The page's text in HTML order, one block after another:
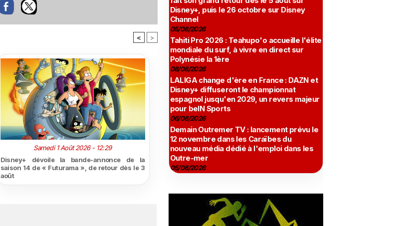
< >
Samedi 1 Août 2026 - 12:29
Disney+ dévoile la bande-annonce de la
saison 14 de « Futurama », de retour dès le 3
août
Disney+, puis le 26 octobre sur Disney
Channel
05/08/2026
Tahiti Pro 2026 : Teahupo'o accueille l'élite
mondiale du surf, à vivre en direct sur
Polynésie la 1ère
08/08/2026
LALIGA change d'ère en France : DAZN et
Disney+ diffuseront le championnat
espagnol jusqu'en 2029, un revers majeur
pour beIN Sports
06/08/2026
Demain Outremer TV : lancement prévu le
12 novembre dans les Caraïbes du
nouveau média dédié à l'emploi dans les
Outre-mer
05/08/2026